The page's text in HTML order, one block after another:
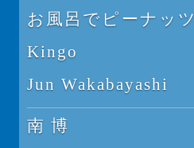
お風呂でピーナッツ
Kingo
Jun Wakabayashi
南 博